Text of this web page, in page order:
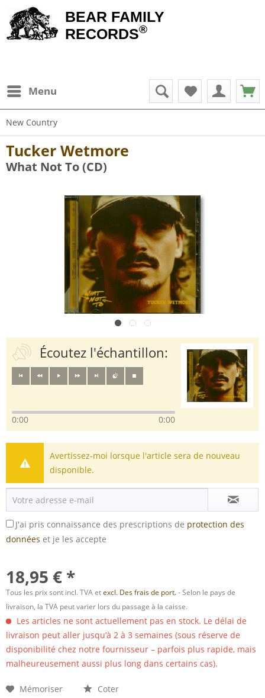
BEAR FAMILY
RECORDS®
Menu
New Country
Tucker Wetmore
What Not To (CD)
Écoutez l'échantillon:
0:00 0:00
Avertissez-moi lorsque l'article sera de nouveau
disponible.
J'ai pris connaissance des prescriptions de protection des
données et je les accepte
18,95 € *
Tous les prix sont incl. TVA etexcl. Des frais de port.- Selon le pays de
livraison, la TVA peut varier lors du passage à la caisse.
Les articles ne sont actuellement pas en stock. Le délai de
livraison peut aller jusqu’à 2 à 3 semaines (sous réserve de
disponibilité chez notre fournisseur – parfois plus rapide, mais
malheureusement aussi plus long dans certains cas).
Mémoriser Coter